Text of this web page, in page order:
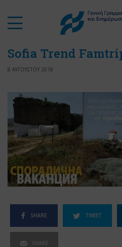
Sofia Trend
8 ΑΥΓΟΥΣΤΟΥ 2018
SHARE TWEET
SHARE